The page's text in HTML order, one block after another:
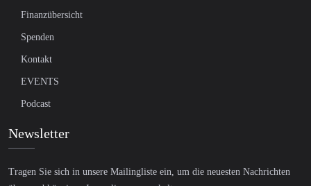
Finanzübersicht
Spenden
Kontakt
EVENTS
Podcast
Newsletter
Tragen Sie sich in unsere Mailingliste ein, um die neuesten Nachrichten